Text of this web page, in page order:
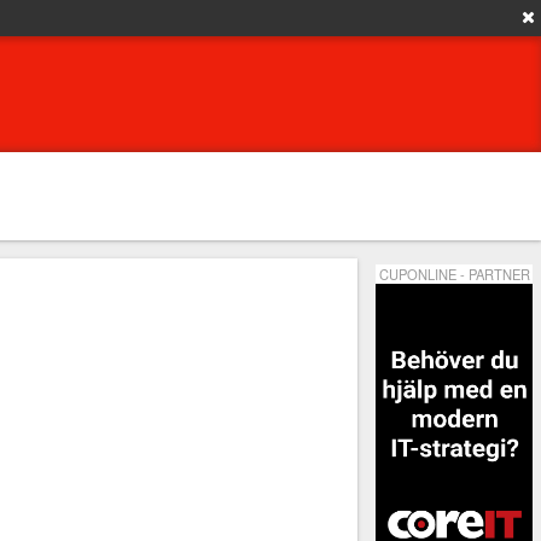
CUPONLINE - PARTNER